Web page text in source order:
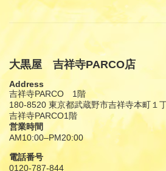
大黒屋 吉祥寺PARCO店
Address
吉祥寺PARCO 1階
180-8520 東京都武蔵野市吉祥寺本町１
吉祥寺PARCO1階
営業時間
AM10:00–PM20:00
電話番号
0120-787-844